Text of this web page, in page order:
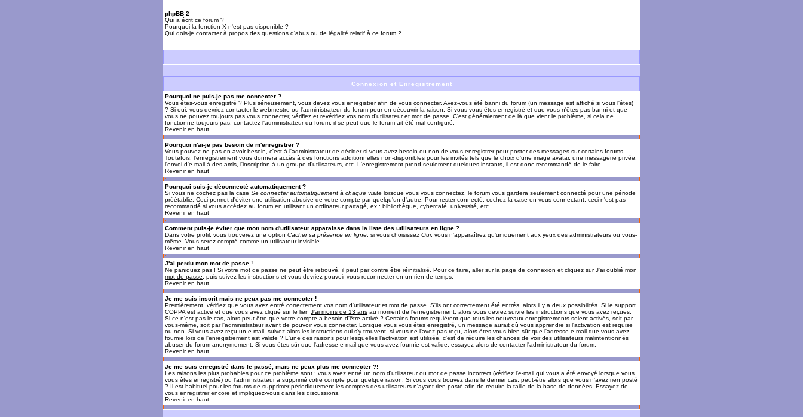
phpBB 2
Qui a écrit ce forum ?
Pourquoi la fonction X n'est pas disponible ?
Qui dois-je contacter à propos des questions d'abus ou de légalité relatif à ce forum ?
Connexion et Enregistrement
Pourquoi ne puis-je pas me connecter ?
Vous êtes-vous enregistré ? Plus sérieusement, vous devez vous enregistrer afin de vous connecter. Avez-vous été banni du forum (un message est affiché si vous l'êtes)
? Si oui, vous devriez contacter le webmestre ou l'administrateur du forum pour en découvrir la raison. Si vous vous êtes enregistré et que vous n'êtes pas banni et que
vous ne pouvez toujours pas vous connecter, vérifiez et revérifiez vos nom d'utilisateur et mot de passe. C'est généralement de là que vient le problème, si cela ne
fonctionne toujours pas, contactez l'administrateur du forum, il se peut que le forum ait été mal configuré.
Revenir en haut
Pourquoi n'ai-je pas besoin de m'enregistrer ?
Vous pouvez ne pas en avoir besoin, c'est à l'administrateur de décider si vous avez besoin ou non de vous enregistrer pour poster des messages sur certains forums.
Toutefois, l'enregistrement vous donnera accès à des fonctions additionnelles non-disponibles pour les invités tels que le choix d'une image avatar, une messagerie privée,
l'envoi d'e-mail à des amis, l'inscription à un groupe d'utilisateurs, etc. L'enregistrement prend seulement quelques instants, il est donc recommandé de le faire.
Revenir en haut
Pourquoi suis-je déconnecté automatiquement ?
Si vous ne cochez pas la case Se connecter automatiquement à chaque visite lorsque vous vous connectez, le forum vous gardera seulement connecté pour une période
préétablie. Ceci permet d'éviter une utilisation abusive de votre compte par quelqu'un d'autre. Pour rester connecté, cochez la case en vous connectant, ceci n'est pas
recommandé si vous accédez au forum en utilisant un ordinateur partagé, ex : bibliothèque, cybercafé, université, etc.
Revenir en haut
Comment puis-je éviter que mon nom d'utilisateur apparaisse dans la liste des utilisateurs en ligne ?
Dans votre profil, vous trouverez une option Cacher sa présence en ligne , si vous choisissez Oui, vous n'apparaîtrez qu'uniquement aux yeux des administrateurs ou vous-
même. Vous serez compté comme un utilisateur invisible.
Revenir en haut
J'ai perdu mon mot de passe !
Ne paniquez pas ! Si votre mot de passe ne peut être retrouvé, il peut par contre être réinitialisé. Pour ce faire, aller sur la page de connexion et cliquez surJ'ai oublié mon
mot de passe , puis suivez les instructions et vous devriez pouvoir vous reconnecter en un rien de temps.
Revenir en haut
Je me suis inscrit mais ne peux pas me connecter !
Premièrement, vérifiez que vous avez entré correctement vos nom d'utilisateur et mot de passe. S'ils ont correctement été entrés, alors il y a deux possibilités. Si le support
COPPA est activé et que vous avez cliqué sur le lien J'ai moins de 13 ans au moment de l'enregistrement, alors vous devrez suivre les instructions que vous avez reçues.
Si ce n'est pas le cas, alors peut-être que votre compte a besoin d'être activé ? Certains forums requièrent que tous les nouveaux enregistrements soient activés, soit par
vous-même, soit par l'administrateur avant de pouvoir vous connecter. Lorsque vous vous êtes enregistré, un message aurait dû vous apprendre si l'activation est requise
ou non. Si vous avez reçu un e-mail, suivez alors les instructions qui s'y trouvent, si vous ne l'avez pas reçu, alors êtes-vous bien sûr que l'adresse e-mail que vous avez
fournie lors de l'enregistrement est valide ? L'une des raisons pour lesquelles l'activation est utilisée, c'est de réduire les chances de voir des utilisateurs malintentionnés
abuser du forum anonymement. Si vous êtes sûr que l'adresse e-mail que vous avez fournie est valide, essayez alors de contacter l'administrateur du forum.
Revenir en haut
Je me suis enregistré dans le passé, mais ne peux plus me connecter ?!
Les raisons les plus probables pour ce problème sont : vous avez entré un nom d'utilisateur ou mot de passe incorrect (vérifiez l'e-mail qui vous a été envoyé lorsque vous
vous êtes enregistré) ou l'administrateur a supprimé votre compte pour quelque raison. Si vous vous trouvez dans le dernier cas, peut-être alors que vous n'avez rien posté
? Il est habituel pour les forums de supprimer périodiquement les comptes des utilisateurs n'ayant rien posté afin de réduire la taille de la base de données. Essayez de
vous enregistrer encore et impliquez-vous dans les discussions.
Revenir en haut